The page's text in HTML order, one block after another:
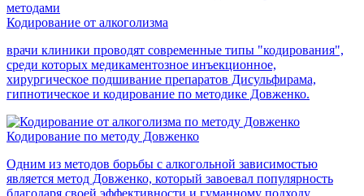
Кодирование от алкоголизма
врачи клиники проводят современные типы "кодирования",
среди которых медикаментозное инъекционное,
хирургическое подшивание препаратов Дисульфирама,
гипнотическое и кодирование по методике Довженко.
Кодирование по методу Довженко
Одним из методов борьбы с алкогольной зависимостью
является метод Довженко, который завоевал популярность